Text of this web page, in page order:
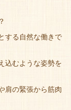
する自然な働きで
込むような姿勢を
肩の緊張から筋肉